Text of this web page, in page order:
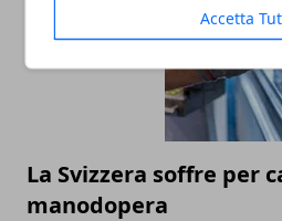
Accetta
La Svizzera soffre per
manodopera